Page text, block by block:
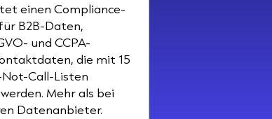
einen Compliance-
B2B-Daten,
und CCPA-
die mit 15
Call-Listen
Mehr als bei
Datenanbieter.